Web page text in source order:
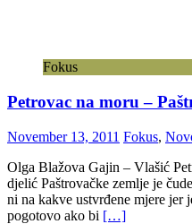
Fokus
Petrovac na moru –
November 13, 2011 Fokus,
Olga Blažova Gajin – Vlašić
djelić Paštrovačke zemlje je
ni na kakve ustvrđene mjere jer
pogotovo ako bi […]